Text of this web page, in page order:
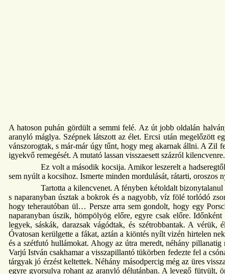
A hatoson puhán gördült a semmi felé. Az út jobb oldalán
aranyló máglya. Szépnek látszott az élet. Ercsi után megelőzött
vánszorogtak, s már-már úgy tűnt, hogy meg akarnak állni. A Zil
igyekvő remegését. A mutató lassan visszaesett százról kilencvenre.
Ez volt a második kocsija. Amikor leszerelt a
sem nyúlt a kocsihoz. Ismerte minden mordulását, rátarti,
Tartotta a kilencvenet. A fényben kétoldalt
s naparanyban úsztak a bokrok és a nagyobb, víz fölé torlódó
hogy teherautóban ül… Persze arra sem gondolt, hogy egy
naparanyban úszik, hömpölyög előre, egyre csak előre.
legyek, sáskák, darazsak vágódtak, és szétrobbantak. A
Óvatosan kerülgette a fákat, aztán a kiöntés nyílt vizén hirtelen
és a szétfutó hullámokat. Ahogy az útra meredt, néhány
Varjú István csakhamar a visszapillantó tükörben fedezte fel a
tárgyak jó érzést keltettek. Néhány másodpercig még az üres
egyre gyorsulva rohant az aranyló délutánban. A levegő fütyült,